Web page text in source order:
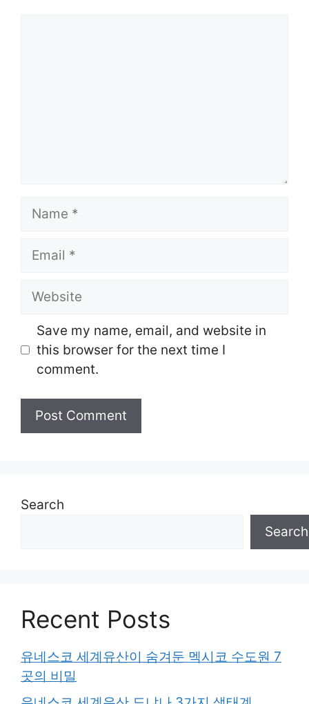
Name
Email
Website
Save my name, email, and website in
this browser for the next time I
comment.
Search
Search
Recent Posts
유네스코 세계유산이 숨겨둔 멕시코 수도원 7
곳의 비밀